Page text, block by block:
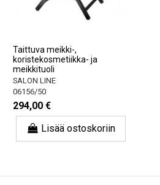
Taittuva meikki-,
koristekosmetiikka- ja
meikkituoli
SALON LINE
06156/50
294,00 €
Lisää ostoskoriin